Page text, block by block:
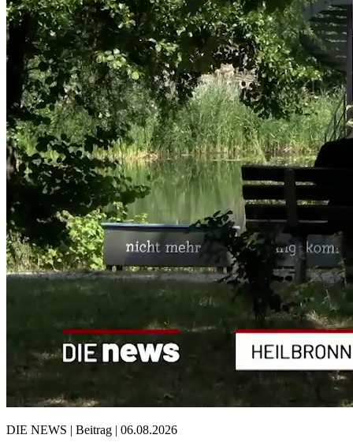
DIE NEWS | Beitrag | 06.08.2026